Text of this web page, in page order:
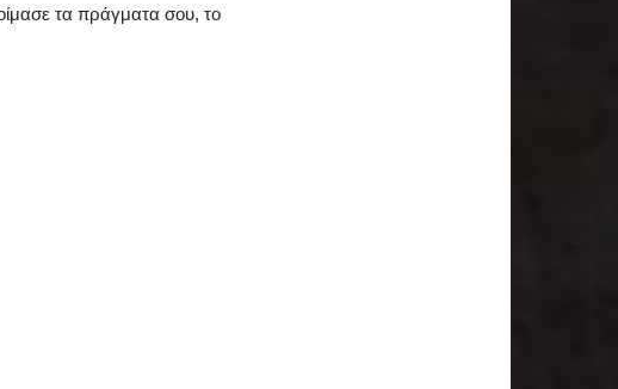
τα πράγματα σου, το